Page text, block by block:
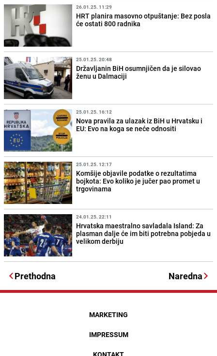
26.01.25. 11:29
HRT planira masovno otpuštanje: Bez posla
će ostati 800 radnika
25.01.25. 20:48
Državljanin BiH osumnjičen da je silovao
ženu u Dalmaciji
25.01.25. 16:12
Nova pravila za ulazak iz BiH u Hrvatsku i
EU: Evo na koga se neće odnositi
25.01.25. 12:17
Komšije objavile podatke o rezultatima
bojkota: Evo koliko je jučer pao promet u
trgovinama
24.01.25. 22:11
Hrvatska maestralno savladala Island: Za
plasman dalje će im biti potrebna pobjeda u
velikom derbiju
Prethodna Naredna
MARKETING
IMPRESSUM